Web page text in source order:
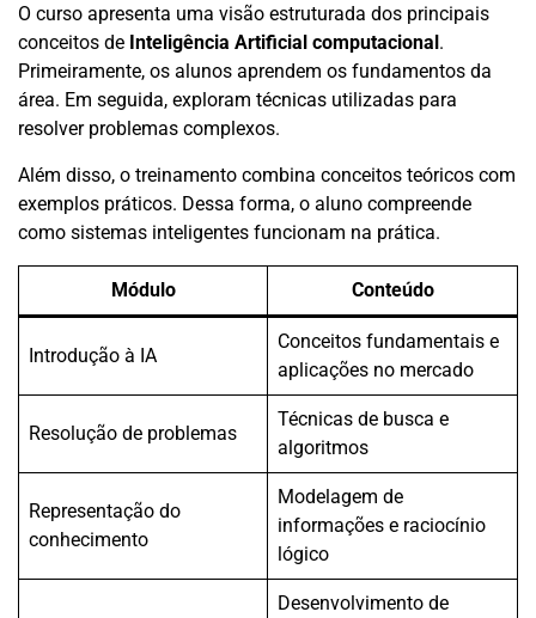
O curso apresenta uma visão estruturada dos principais
conceitos de Inteligência Artificial computacional.
Primeiramente, os alunos aprendem os fundamentos da
área. Em seguida, exploram técnicas utilizadas para
resolver problemas complexos.
Além disso, o treinamento combina conceitos teóricos com
exemplos práticos. Dessa forma, o aluno compreende
como sistemas inteligentes funcionam na prática.
Módulo Conteúdo
Introdução à IA
Conceitos fundamentais e
aplicações no mercado
Resolução de problemas
Técnicas de busca e
algoritmos
Representação do
conhecimento
Modelagem de
informações e raciocínio
lógico
Desenvolvimento de